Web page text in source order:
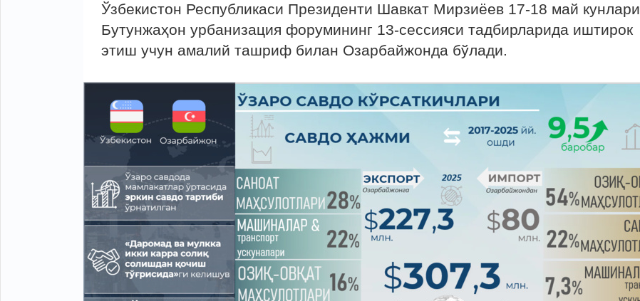
Ўзбекистон Республикаси Президенти Шавкат Мирзиёев 17-18 май кунлари
Бутунжаҳон урбанизация форумининг 13-сессияси тадбирларида иштирок
этиш учун амалий ташриф билан Озарбайжонда бўлади.